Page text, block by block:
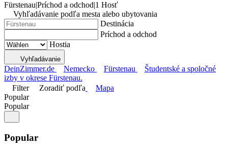
Fürstenau|Príchod a odchod|1 Hosť
Vyhľadávanie podľa mesta alebo ubytovania
Destinácia
Príchod a odchod
Hostia
Vyhľadávanie
DeinZimmer.de Nemecko Fürstenau
Študentské a spoločné
izby v okrese Fürstenau.
Filter
Zoradiť podľa
Mapa
Popular
Popular
Popular